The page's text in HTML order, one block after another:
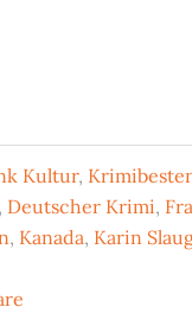
Kultur,
, Deutscher Krimi,
, Kanada, Karin